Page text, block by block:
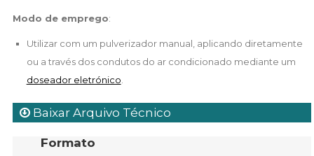
Modo de emprego:
Utilizar com um pulverizador manual, aplicando diretamente
ou a través dos condutos do ar condicionado mediante um
doseador eletrónico
Baixar Arquivo Técnico
Formato